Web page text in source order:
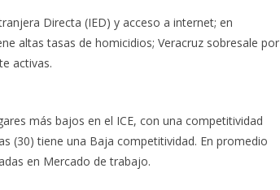
Directa (IED) y acceso a internet; en
altas tasas de homicidios; Veracruz sobresale por
activas.
más bajos en el ICE, con una competitividad
(30) tiene una Baja competitividad. En promedio
en Mercado de trabajo.